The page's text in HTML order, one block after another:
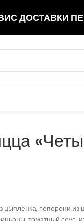
ДОСТАВКИ
цыпленка, пеперони из
томатный соус,